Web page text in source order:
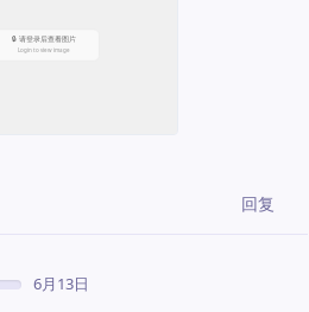
回复
6月13日